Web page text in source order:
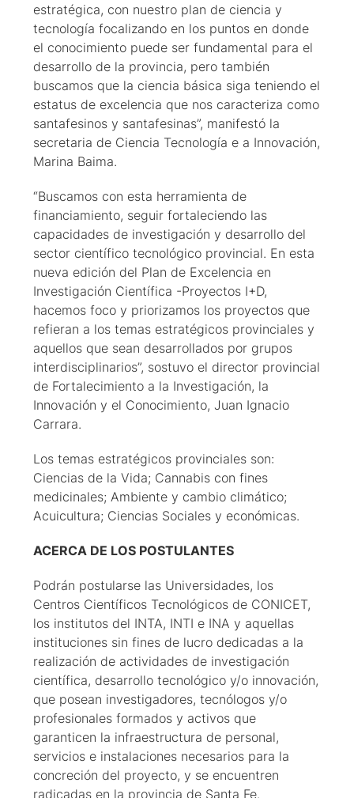
estratégica, con nuestro plan de ciencia y
tecnología focalizando en los puntos en donde
el conocimiento puede ser fundamental para el
desarrollo de la provincia, pero también
buscamos que la ciencia básica siga teniendo el
estatus de excelencia que nos caracteriza como
santafesinos y santafesinas”, manifestó la
secretaria de Ciencia Tecnología e a Innovación,
Marina Baima.
“Buscamos con esta herramienta de
financiamiento, seguir fortaleciendo las
capacidades de investigación y desarrollo del
sector científico tecnológico provincial. En esta
nueva edición del Plan de Excelencia en
Investigación Científica -Proyectos I+D,
hacemos foco y priorizamos los proyectos que
refieran a los temas estratégicos provinciales y
aquellos que sean desarrollados por grupos
interdisciplinarios”, sostuvo el director provincial
de Fortalecimiento a la Investigación, la
Innovación y el Conocimiento, Juan Ignacio
Carrara.
Los temas estratégicos provinciales son:
Ciencias de la Vida; Cannabis con fines
medicinales; Ambiente y cambio climático;
Acuicultura; Ciencias Sociales y económicas.
ACERCA DE LOS POSTULANTES
Podrán postularse las Universidades, los
Centros Científicos Tecnológicos de CONICET,
los institutos del INTA, INTI e INA y aquellas
instituciones sin fines de lucro dedicadas a la
realización de actividades de investigación
científica, desarrollo tecnológico y/o innovación,
que posean investigadores, tecnólogos y/o
profesionales formados y activos que
garanticen la infraestructura de personal,
servicios e instalaciones necesarios para la
concreción del proyecto, y se encuentren
radicadas en la provincia de Santa Fe.